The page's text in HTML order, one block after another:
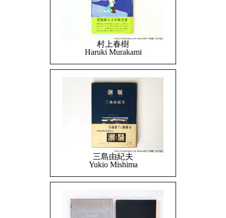
村上春樹
Haruki Murakami
三島由紀夫
Yukio Mishima